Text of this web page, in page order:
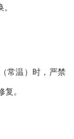
常温）时，严禁
。